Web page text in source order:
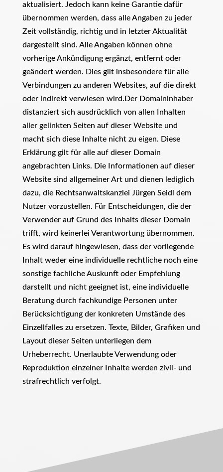
aktualisiert. Jedoch kann keine Garantie dafür
übernommen werden, dass alle Angaben zu jeder
Zeit vollständig, richtig und in letzter Aktualität
dargestellt sind. Alle Angaben können ohne
vorherige Ankündigung ergänzt, entfernt oder
geändert werden. Dies gilt insbesondere für alle
Verbindungen zu anderen Websites, auf die direkt
oder indirekt verwiesen wird.Der Domaininhaber
distanziert sich ausdrücklich von allen Inhalten
aller gelinkten Seiten auf dieser Website und
macht sich diese Inhalte nicht zu eigen. Diese
Erklärung gilt für alle auf dieser Domain
angebrachten Links. Die Informationen auf dieser
Website sind allgemeiner Art und dienen lediglich
dazu, die Rechtsanwaltskanzlei Jürgen Seidl dem
Nutzer vorzustellen. Für Entscheidungen, die der
Verwender auf Grund des Inhalts dieser Domain
trifft, wird keinerlei Verantwortung übernommen.
Es wird darauf hingewiesen, dass der vorliegende
Inhalt weder eine individuelle rechtliche noch eine
sonstige fachliche Auskunft oder Empfehlung
darstellt und nicht geeignet ist, eine individuelle
Beratung durch fachkundige Personen unter
Berücksichtigung der konkreten Umstände des
Einzellfalles zu ersetzen. Texte, Bilder, Grafiken und
Layout dieser Seiten unterliegen dem
Urheberrecht. Unerlaubte Verwendung oder
Reproduktion einzelner Inhalte werden zivil- und
strafrechtlich verfolgt.